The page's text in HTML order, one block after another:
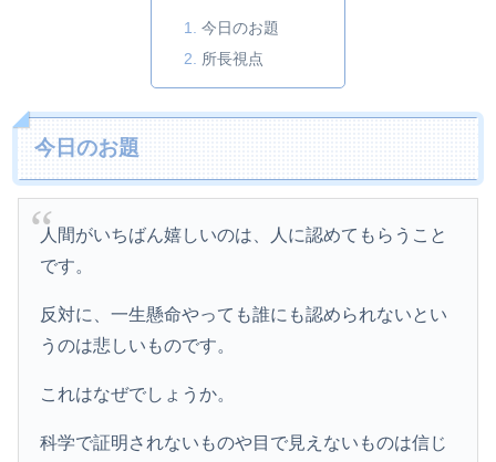
今日のお題
所長視点
今日のお題
人間がいちばん嬉しいのは、人に認めてもらうこと
です。
反対に、一生懸命やっても誰にも認められないとい
うのは悲しいものです。
これはなぜでしょうか。
科学で証明されないものや目で見えないものは信じ